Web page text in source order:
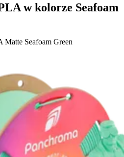
w kolorze Seafoam
Seafoam Green